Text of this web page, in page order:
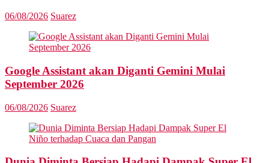
06/08/2026 Suarez
Google Assistant akan Diganti Gemini Mulai
September 2026
06/08/2026 Suarez